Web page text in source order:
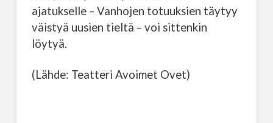
ajatukselle – Vanhojen totuuksien täytyy
väistyä uusien tieltä – voi sittenkin
löytyä.
(Lähde: Teatteri Avoimet Ovet)